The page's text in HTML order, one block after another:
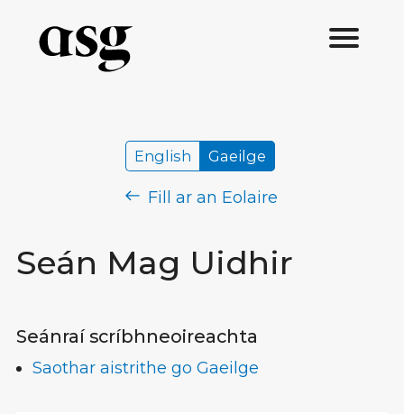
Seán Mag Uidhir
English Gaeilge
Fill ar an Eolaire
Seánraí scríbhneoireachta
Saothar aistrithe go Gaeilge